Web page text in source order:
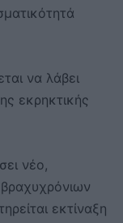
να λάβει
εκρηκτικής
νέο,
εκτίναξη